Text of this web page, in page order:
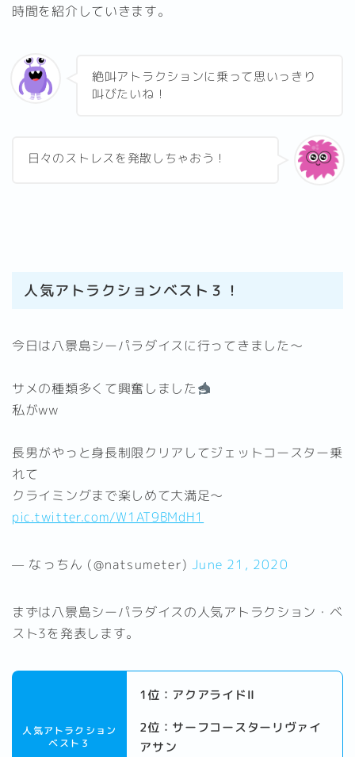
時間を紹介していきます。
絶叫アトラクションに乗って思いっきり
叫びたいね！
日々のストレスを発散しちゃおう！
人気アトラクションベスト３！
今日は八景島シーパラダイスに行ってきました〜
サメの種類多くて興奮しました
私がww
長男がやっと身長制限クリアしてジェットコースター乗
れて
クライミングまで楽しめて大満足〜
pic.twitter.com/W1AT9BMdH1
— なっちん (@natsumeter)June 21, 2020
まずは八景島シーパラダイスの人気アトラクション・ベ
スト3を発表します。
人気アトラクション
ベスト３
1位：アクアライドⅡ
2位：サーフコースターリヴァイ
アサン